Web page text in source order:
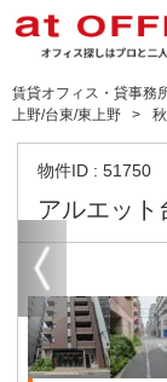
賃貸オフィス・貸事務
上野/台東/東上野
物件ID : 51750
アルエット